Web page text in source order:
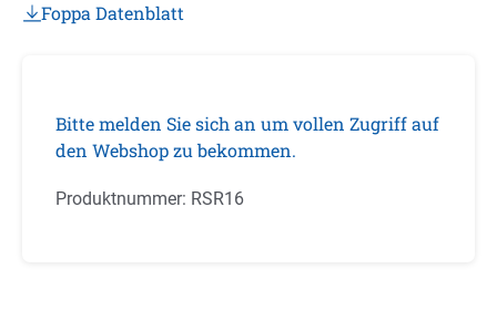
Foppa Datenblatt
Bitte melden Sie sich an um vollen Zugriff auf
den Webshop zu bekommen.
Produktnummer: RSR16